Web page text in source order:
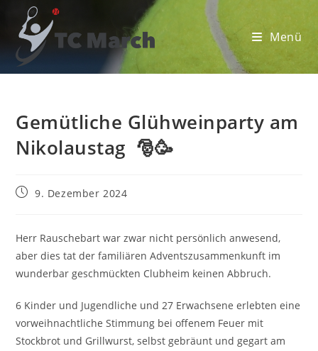
Inhalt
springen
Menü
Gemütliche Glühweinparty am
Nikolaustag 🎅🥳
Beitrag9. Dezember 2024
Herr Rauschebart war zwar nicht persönlich anwesend,
aber dies tat der familiären Adventszusammenkunft im
wunderbar geschmückten Clubheim keinen Abbruch.
6 Kinder und Jugendliche und 27 Erwachsene erlebten eine
vorweihnachtliche Stimmung bei offenem Feuer mit
Stockbrot und Grillwurst, selbst gebräunt und gegart am